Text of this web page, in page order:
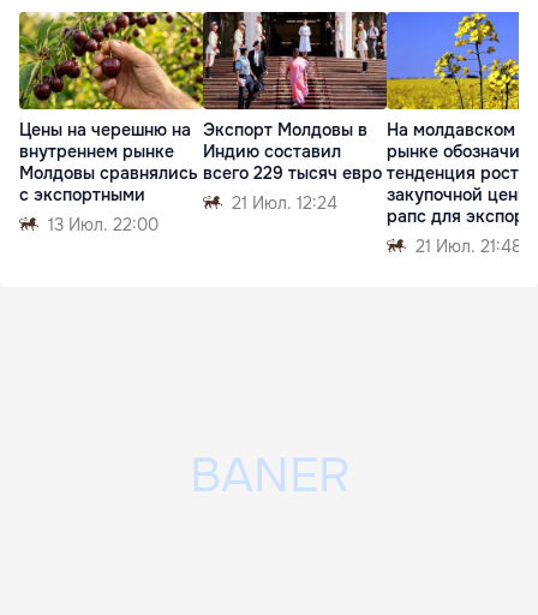
Цены на черешню на
внутреннем рынке
Молдовы сравнялись
с экспортными
13 Июл. 22:00
Экспорт Молдовы в
Индию составил
всего 229 тысяч евро
21 Июл. 12:24
На молдавском
рынке
тенденция роста
закупочной цены
рапс для
21 Июл. 21:48